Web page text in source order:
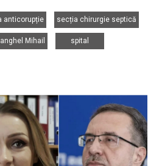
anticorupție
secția chirurgie septică
Mihail
spital